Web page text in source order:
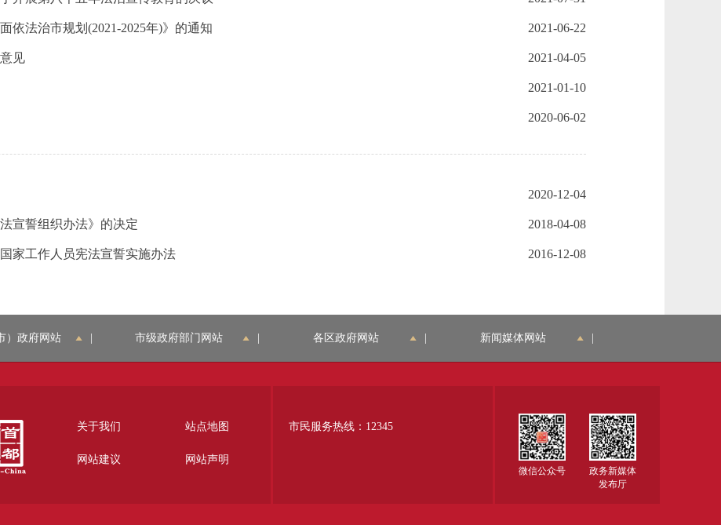
依法治市规划(2021-2025年)》的通知 2021-06-22
见 2021-04-05
2021-01-10
2020-06-02
2020-12-04
宣誓组织办法》的决定 2018-04-08
家工作人员宪法宣誓实施办法 2016-12-08
）政府网站 市级政府部门网站 各区政府网站 新闻媒体网站
关于我们 站点地图
网站建议 网站声明
市民服务热线：12345
微信公众号
政务新媒体
发布厅